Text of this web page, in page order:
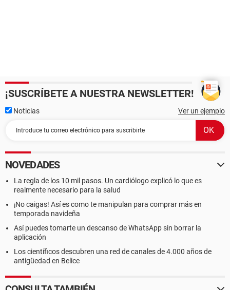
¡SUSCRÍBETE A NUESTRA NEWSLETTER!
Noticias Ver un ejemplo
NOVEDADES
La regla de los 10 mil pasos. Un cardiólogo explicó lo que es
realmente necesario para la salud
¡No caigas! Así es como te manipulan para comprar más en
temporada navideña
Así puedes tomarte un descanso de WhatsApp sin borrar la
aplicación
Los científicos descubren una red de canales de 4.000 años de
antigüedad en Belice